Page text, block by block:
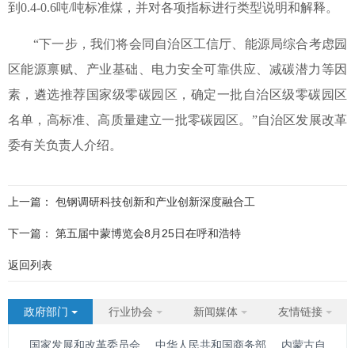
到 0.4-0.6吨/吨标准煤，并对各项指标进行类型说明和解释。
“下一步，我们将会同自治区工信厅、能源局综合考虑园
区能源禀赋、产业基础、电力安全可靠供应、减碳潜力等因
素，遴选推荐国家级零碳园区，确定一批自治区级零碳园区
名单，高标准、高质量建立一批零碳园区。”自治区发展改革
委有关负责人介绍。
上一篇： 包钢调研科技创新和产业创新深度融合工
下一篇： 第五届中蒙博览会8月25日在呼和浩特
返回列表
政府部门 行业协会 新闻媒体 友情链接
国家发展和改革委员会 中华人民共和国商务部 内蒙古自